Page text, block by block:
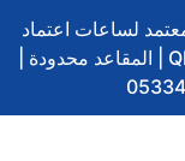
لساعات اعتماد
بورد تحليل السلوك التطبيقي QASP-S و QBA | المقاعد محدودة |